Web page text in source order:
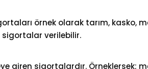
örnek olarak tarım, kasko,
sigortalar verilebilir.
giren sigortalardır. Örneklersek;